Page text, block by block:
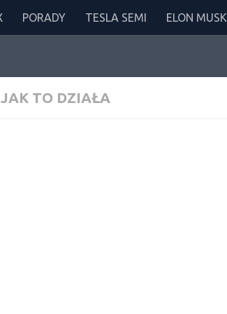
PORADY TESLA SEMI ELON MUSK
TO DZIAŁA